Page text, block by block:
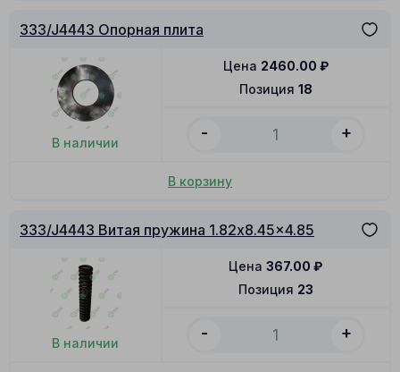
333/J4443 Опорная плита
В наличии
Позиция 18
Цена 2460.00 ₽
- +
В корзину
333/J4443 Витая пружина 1.82x8.45x4.85
В наличии
Позиция 23
Цена 367.00 ₽
- +